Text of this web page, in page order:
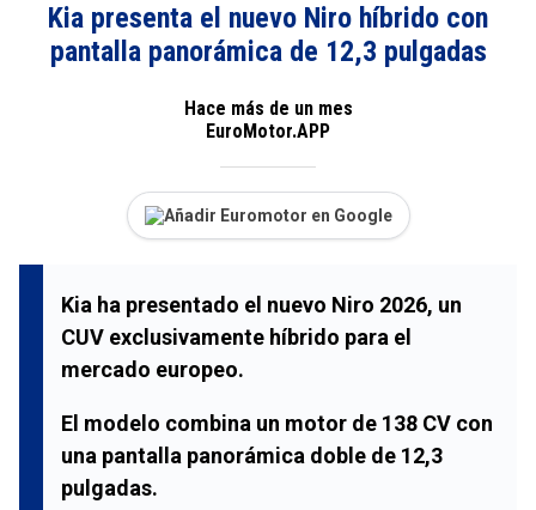
Kia presenta el nuevo Niro híbrido con
pantalla panorámica de 12,3 pulgadas
Hace más de un mes
EuroMotor.APP
Añadir Euromotor en Google
Kia ha presentado el nuevo Niro 2026, un
CUV exclusivamente híbrido para el
mercado europeo.
El modelo combina un motor de 138 CV con
una pantalla panorámica doble de 12,3
pulgadas.